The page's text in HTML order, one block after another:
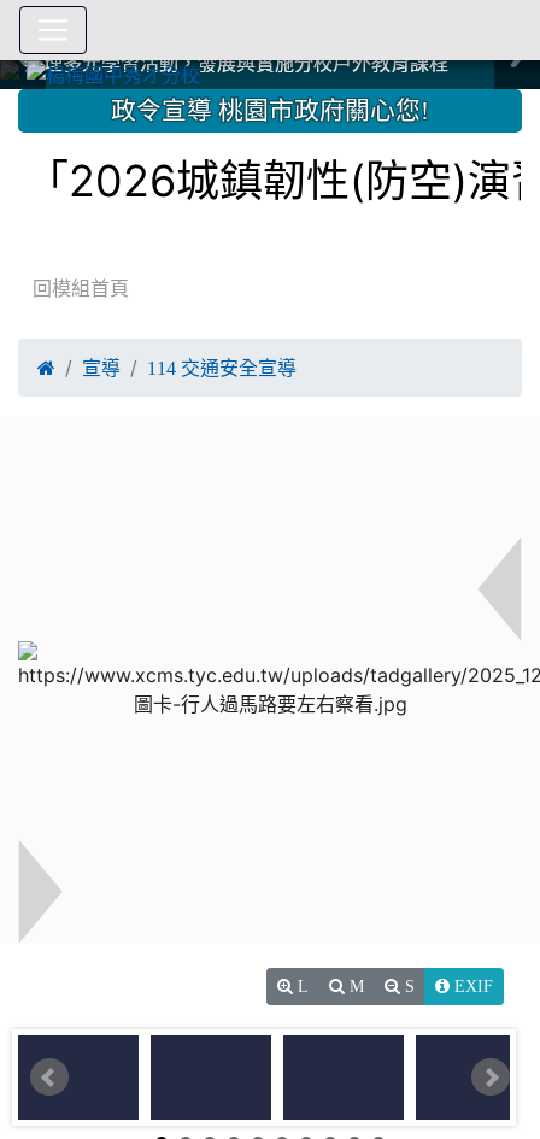
中國信託商業銀行 2023.04.22 愛傳球計畫
中國信託商業銀行 2023.04.22 愛傳球計畫
辦理多元學習活動，發展與實施分校戶外教育課程
辦理多元學習活動，發展與實施分校戶外教育課程
爭取社會資源，傳愛與溫暖：2024.3.19 桃園市家長會與桃
園女子美容商業童也工會義剪活動
爭取社會資源，傳愛與溫暖：2024.3.19 桃園市家長會與桃
園女子美容商業童也工會義剪活動
112學年度畢業學生與師長合照
112學年度畢業學生與師長合照
辦理多元學習活動，發展與實施分校戶外教育課程
辦理多元學習活動，發展與實施分校戶外教育課程
爭取社會資源，傳愛與溫暖：110.12.22 國際獅子會與本校
師生歲末感恩活動
爭取社會資源，傳愛與溫暖：110.12.22 國際獅子會與本校
師生歲末感恩活動
爭取社會資源，傳愛與溫暖：110.12.22 國際獅子會贈送本
校學生耶誕禮物
爭取社會資源，傳愛與溫暖：110.12.22 國際獅子會贈送本
校學生耶誕禮物
112.9.27參觀客家博覽會
112.9.27參觀客家博覽會
2023.12.27 國際獅子會贈送本校學生耶誕禮物
2023.12.27 國際獅子會贈送本校學生耶誕禮物
2023.12.27 國際獅子會贊助本校學生獎助學金
2023.12.27 國際獅子會贊助本校學生獎助學金
2023.12.27 聖誕感恩歌謠競賽；本校師生與國際獅子會獅
兄、師姐同樂
2023.12.27 聖誕感恩歌謠競賽；本校師生與國際獅子會獅
兄、師姐同樂
建置優質學習空間；合作互惠，建立良善公共關係
建置優質學習空間；合作互惠，建立良善公共關係
::: 政令宣導 桃園市政府關心您!
城鎮韌性(防空)演習」
回模組首頁
 宣導 114 交通安全宣導
L M S EXIF